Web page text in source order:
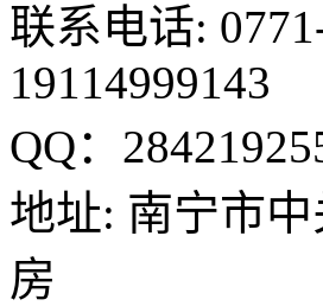
联系电话:
19114999143
QQ：
地址: 南宁市
房